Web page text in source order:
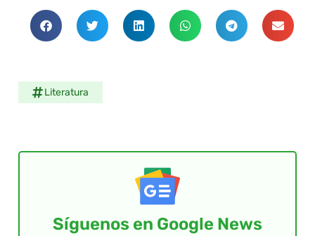
Literatura
Síguenos en Google News